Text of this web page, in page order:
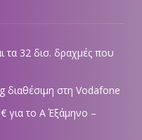
τα 32 δισ. δραχμές που
διαθέσιμη στη Vodafone
για το Α΄ Εξάμηνο –